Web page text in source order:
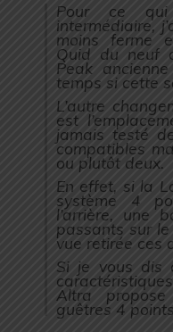
Pour ce
intermédiaire,
moins ferme
Quid du neuf
Peak
temps si cette
L’autre
est
jamais testé
compatibles
ou plutôt deux.
En effet, si la
système 4
l’arrière, une
passants sur le
vue retirée ces
Si je vous dis
Altra
guêtres 4